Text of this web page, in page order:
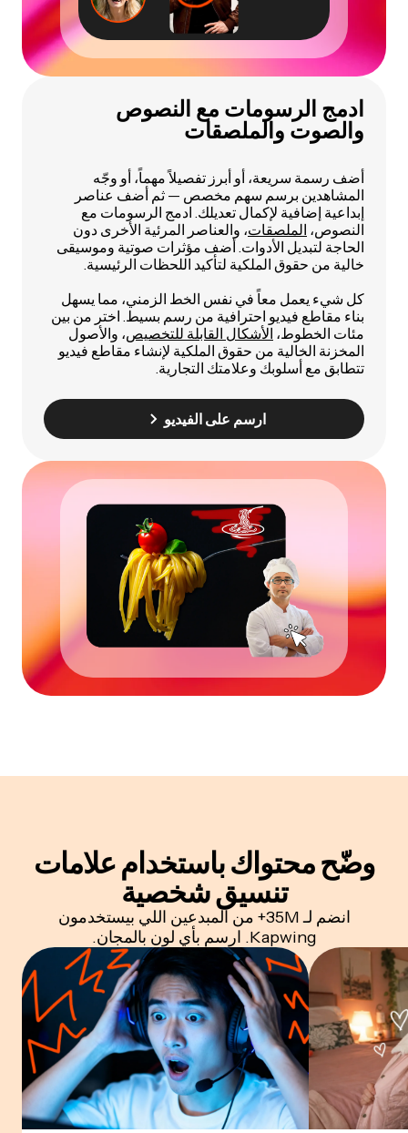
ادمج الرسومات مع النصوص
والصوت والملصقات
أضف رسمة سريعة، أو أبرز تفصيلاً مهماً، أو وجّه
المشاهدين برسم سهم مخصص — ثم أضف عناصر
إبداعية إضافية لإكمال تعديلك. ادمج الرسومات مع
النصوص، الملصقات، والعناصر المرئية الأخرى دون
الحاجة لتبديل الأدوات. أضف مؤثرات صوتية وموسيقى
خالية من حقوق الملكية لتأكيد اللحظات الرئيسية.
كل شيء يعمل معاً في نفس الخط الزمني، مما يسهل
بناء مقاطع فيديو احترافية من رسم بسيط. اختر من بين
مئات الخطوط، الأشكال القابلة للتخصيص، والأصول
المخزنة الخالية من حقوق الملكية لإنشاء مقاطع فيديو
تتطابق مع أسلوبك وعلامتك التجارية.
ارسم على الفيديو
وضّح محتواك باستخدام علامات
تنسيق شخصية
انضم لـ 35M+ من المبدعين اللي بيستخدمون
Kapwing. ارسم بأي لون بالمجان.